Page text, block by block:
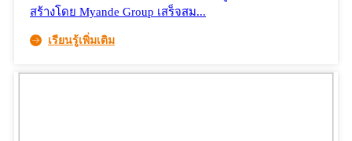
สร้างโดย Myande Group เสร็จสม...
เรียนรู้เพิ่มเติม